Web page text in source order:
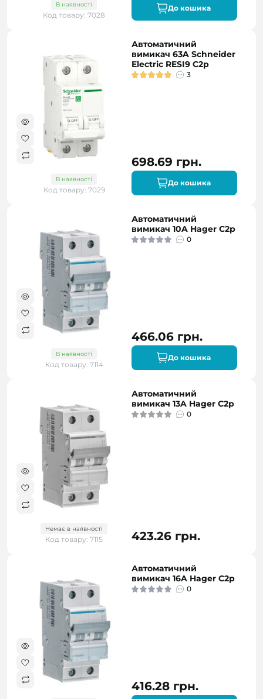
В наявності
Код товару: 7028
До кошика
В наявності
Код товару: 7029
Автоматичний
вимикач 63A Schneider
Electric RESI9 C2р
3
698.69 грн.
До кошика
В наявності
Код товару: 7114
Автоматичний
вимикач 10A Hager C2р
0
466.06 грн.
До кошика
Немає в наявності
Код товару: 7115
Автоматичний
вимикач 13A Hager C2р
0
423.26 грн.
Автоматичний
вимикач 16A Hager C2р
0
416.28 грн.